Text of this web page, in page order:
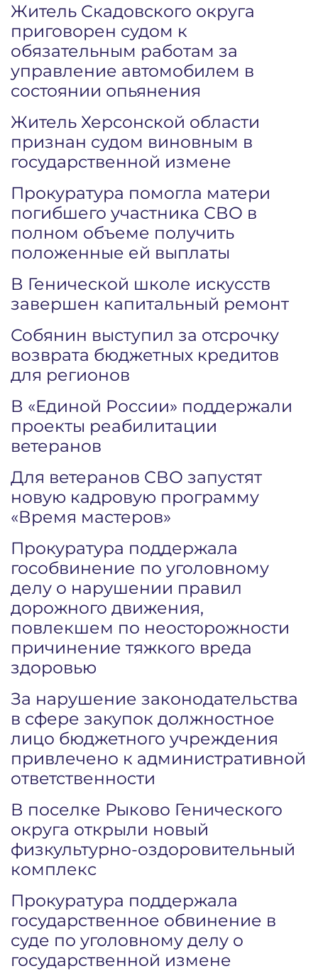
Житель Скадовского округа
приговорен судом к
обязательным работам за
управление автомобилем в
состоянии опьянения
Житель Херсонской области
признан судом виновным в
государственной измене
Прокуратура помогла матери
погибшего участника СВО в
полном объеме получить
положенные ей выплаты
В Генической школе искусств
завершен капитальный ремонт
Собянин выступил за отсрочку
возврата бюджетных кредитов
для регионов
В «Единой России» поддержали
проекты реабилитации
ветеранов
Для ветеранов СВО запустят
новую кадровую программу
«Время мастеров»
Прокуратура поддержала
гособвинение по уголовному
делу о нарушении правил
дорожного движения,
повлекшем по неосторожности
причинение тяжкого вреда
здоровью
За нарушение законодательства
в сфере закупок должностное
лицо бюджетного учреждения
привлечено к административной
ответственности
В поселке Рыково Генического
округа открыли новый
физкультурно-оздоровительный
комплекс
Прокуратура поддержала
государственное обвинение в
суде по уголовному делу о
государственной измене